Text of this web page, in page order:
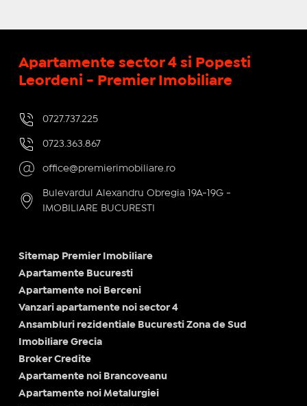
Apartamente sector 4 si Popesti
Leordeni - Premier Imobiliare
0727.737.225
0723.363.867
office@premierimobiliare.ro
Bulevardul Alexandru Obregia 19A-19G -
IMOBILIARE BUCURESTI
Sitemap Premier Imobiliare
Apartamente Bucuresti
Apartamente noi Berceni
Vanzari apartamente noi sector 4
Ansambluri rezidentiale Bucuresti Zona de Sud
Imobiliare Grecia
Broker Credite
Apartamente noi Brancoveanu
Apartamente noi Metalurgiei